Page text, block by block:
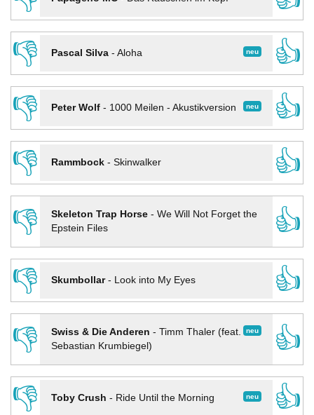
👎
neu
Pascal Silva- Aloha
👍
👎
neu
Peter Wolf- 1000 Meilen - Akustikversion
👍
👎
Rammbock- Skinwalker
👍
👎
Skeleton Trap Horse- We Will Not Forget the
Epstein Files
👍
👎
Skumbollar- Look into My Eyes
👍
👎
neu
Swiss & Die Anderen - Timm Thaler (feat.
Sebastian Krumbiegel)
👍
👎
neu
Toby Crush - Ride Until the Morning
👍